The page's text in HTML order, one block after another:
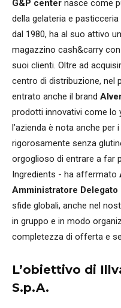
G&P center nasce come
della gelateria e
dal 1980, ha al suo attivo
magazzino cash&carry
suoi clienti. Oltre ad
centro di distribuzione, nel
entrato anche il brand
prodotti innovativi come lo
l’azienda è nota anche
rigorosamente senza
orgoglioso di entrare a far
Ingredients - ha affermato
Amministratore Delegato
sfide globali, anche nel
in gruppo e in modo
completezza di offerta e
L’obiettivo di
S.p.A.